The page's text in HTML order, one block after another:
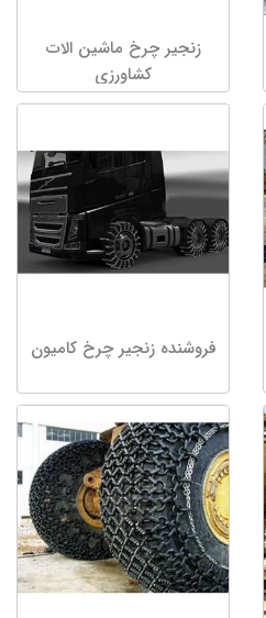
زنجیر چرخ ماشین الات
کشاورزی
فروشنده زنجیر چرخ کامیون